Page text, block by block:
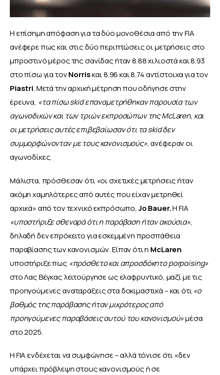
Η επίσημη απόφαση για τα δύο μονοθέσια από την FIA
ανέφερε πως και στις δύο περιπτώσεις οι μετρήσεις στο
μπροστινό μέρος της σανίδας ήταν 8.88 χιλιοστά και 8.93
στο πίσω για τον Norris και 8.96 και 8.74 αντίστοιχα για τον
Piastri. Μετά την αρχική μέτρηση που οδήγησε στην
έρευνα, «τα πίσω skid επαναμετρήθηκαν παρουσία των
αγωνοδικών και των τριών εκπροσώπων της McLaren, και
οι μετρήσεις αυτές επιβεβαίωσαν ότι τα skid δεν
συμμορφώνονταν με τους κανονισμούς», ανέφεραν οι
αγωνοδίκες.
Μάλιστα, πρόσθεσαν ότι «οι σχετικές μετρήσεις ήταν
ακόμη χαμηλότερες από αυτές που είχαν μετρηθεί
αρχικά» από τον τεχνικό εκπρόσωπο, Jo Bauer. Η FIA
«υποστήριξε σθεναρά ότι η παράβαση ήταν ακούσια»,
δηλαδή δεν επρόκειτο για εσκεμμένη προσπάθεια
παραβίασης των κανονισμών. Είπαν ότι η McLaren
υποστήριξε πως «πρόσθετο και απροσδόκητο porpoising»
στο Λας Βέγκας λειτούργησε ως ελαφρυντικό, μαζί με τις
προηγούμενες αναταράξεις στα δοκιμαστικά – και ότι «ο
βαθμός της παράβασης ήταν μικρότερος από
προηγούμενες παραβάσεις αυτού του κανονισμού» μέσα
στο 2025.
Η FIA ενδέχεται να συμφώνησε – αλλά τόνισε ότι «δεν
υπάρχει πρόβλεψη στους κανονισμούς ή σε